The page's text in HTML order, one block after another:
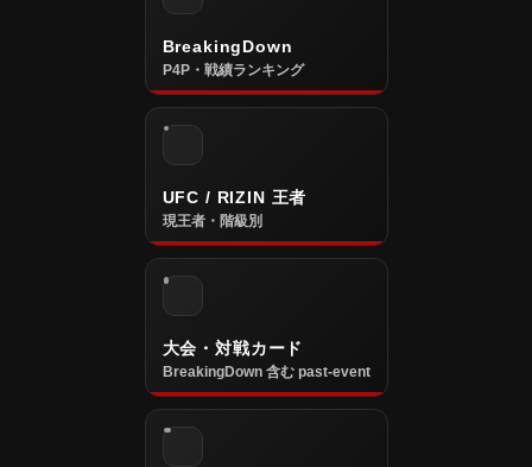
BreakingDown
P4P・戦績ランキング
UFC / RIZIN 王者
現王者・階級別
大会・対戦カード
BreakingDown 含む past-event